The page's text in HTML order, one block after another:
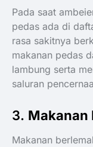
Pada saat
pedas ada di
rasa sakitnya
makanan pedas
lambung serta
saluran
3. Makanan
Makanan